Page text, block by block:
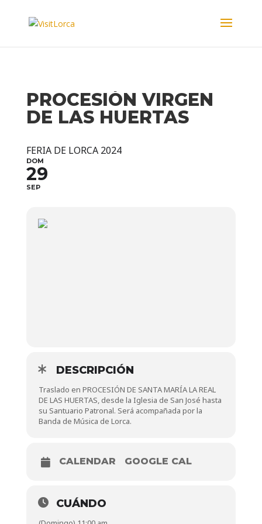
PROCESIÓN VIRGEN
DE LAS HUERTAS
FERIA DE LORCA 2024
DOM
29
SEP
DESCRIPCIÓN
Traslado en PROCESIÓN DE SANTA MARÍA LA REAL
DE LAS HUERTAS, desde la Iglesia de San José hasta
su Santuario Patronal. Será acompañada por la
Banda de Música de Lorca.
CALENDAR GOOGLE CAL
CUÁNDO